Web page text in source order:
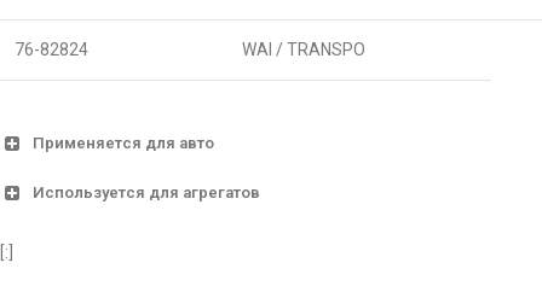
76-82824 WAI / TRANSPO
Применяется для авто
Avensis 1.6 VVTi, Avensis 1.6 WTi, Avensis 1.8,
Используется для агрегатов
[:]